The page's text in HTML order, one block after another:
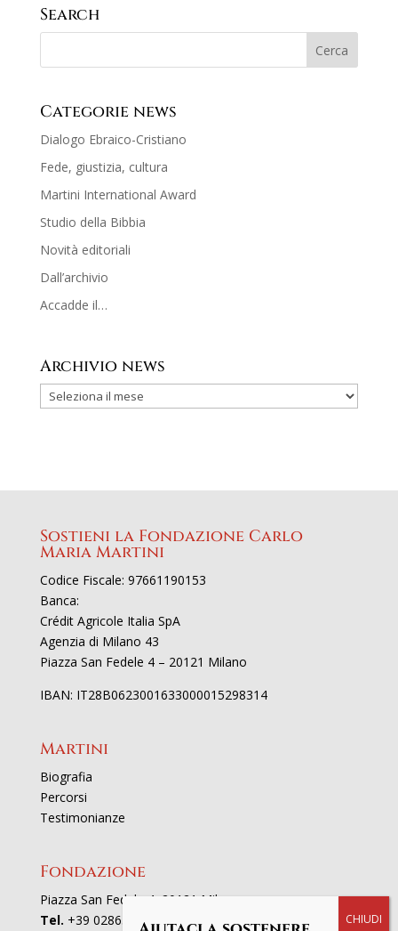
Search
Categorie news
Dialogo Ebraico-Cristiano
Fede, giustizia, cultura
Martini International Award
Studio della Bibbia
Novità editoriali
Dall’archivio
Accadde il…
Archivio news
Sostieni la Fondazione Carlo
Maria Martini
Codice Fiscale: 97661190153
Banca:
Crédit Agricole Italia SpA
Agenzia di Milano 43
Piazza San Fedele 4 – 20121 Milano
IBAN: IT28B0623001633000015298314
Martini
Biografia
Percorsi
Testimonianze
Fondazione
Piazza San Fedele 4, 20121 Milano
Tel. +39 02863521